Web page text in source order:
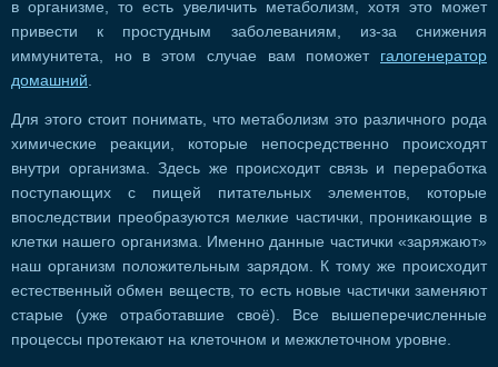
в организме, то есть увеличить метаболизм, хотя это может
привести к простудным заболеваниям, из-за снижения
иммунитета, но в этом случае вам поможет галогенератор
домашний
Для этого стоит понимать, что метаболизм это различного рода
химические реакции, которые непосредственно происходят
внутри организма. Здесь же происходит связь и переработка
поступающих с пищей питательных элементов, которые
впоследствии преобразуются мелкие частички, проникающие в
клетки нашего организма. Именно данные частички «заряжают»
наш организм положительным зарядом. К тому же происходит
естественный обмен веществ, то есть новые частички заменяют
старые (уже отработавшие своё). Все вышеперечисленные
процессы протекают на клеточном и межклеточном уровне.